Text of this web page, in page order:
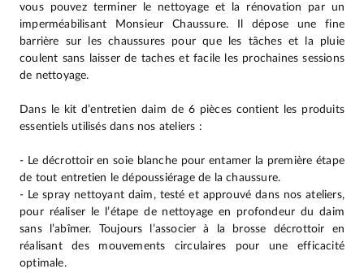
vous pouvez terminer le nettoyage et la rénovation par un
imperméabilisant Monsieur Chaussure. Il dépose une fine
barrière sur les chaussures pour que les tâches et la pluie
coulent sans laisser de taches et facile les prochaines sessions
de nettoyage.
Dans le kit d’entretien daim de 6 pièces contient les produits
essentiels utilisés dans nos ateliers :
- Le décrottoir en soie blanche pour entamer la première étape
de tout entretien le dépoussiérage de la chaussure.
- Le spray nettoyant daim, testé et approuvé dans nos ateliers,
pour réaliser le l’étape de nettoyage en profondeur du daim
sans l’abîmer. Toujours l’associer à la brosse décrottoir en
réalisant des mouvements circulaires pour une efficacité
optimale.